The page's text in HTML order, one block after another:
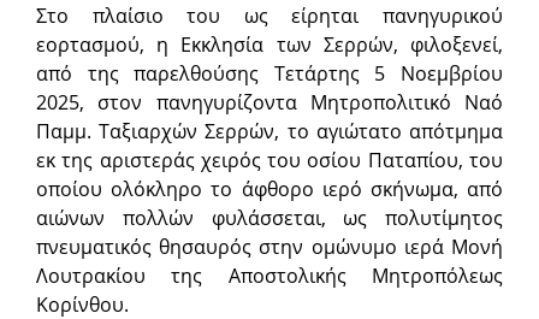
Στο πλαίσιο του ως είρηται πανηγυρικού
εορτασμού, η Εκκλησία των Σερρών, φιλοξενεί,
από της παρελθούσης Τετάρτης 5 Νοεμβρίου
2025, στον πανηγυρίζοντα Μητροπολιτικό Ναό
Παμμ. Ταξιαρχών Σερρών, το αγιώτατο απότμημα
εκ της αριστεράς χειρός του οσίου Παταπίου, του
οποίου ολόκληρο το άφθορο ιερό σκήνωμα, από
αιώνων πολλών φυλάσσεται, ως πολυτίμητος
πνευματικός θησαυρός στην ομώνυμο ιερά Μονή
Λουτρακίου της Αποστολικής Μητροπόλεως
Κορίνθου.